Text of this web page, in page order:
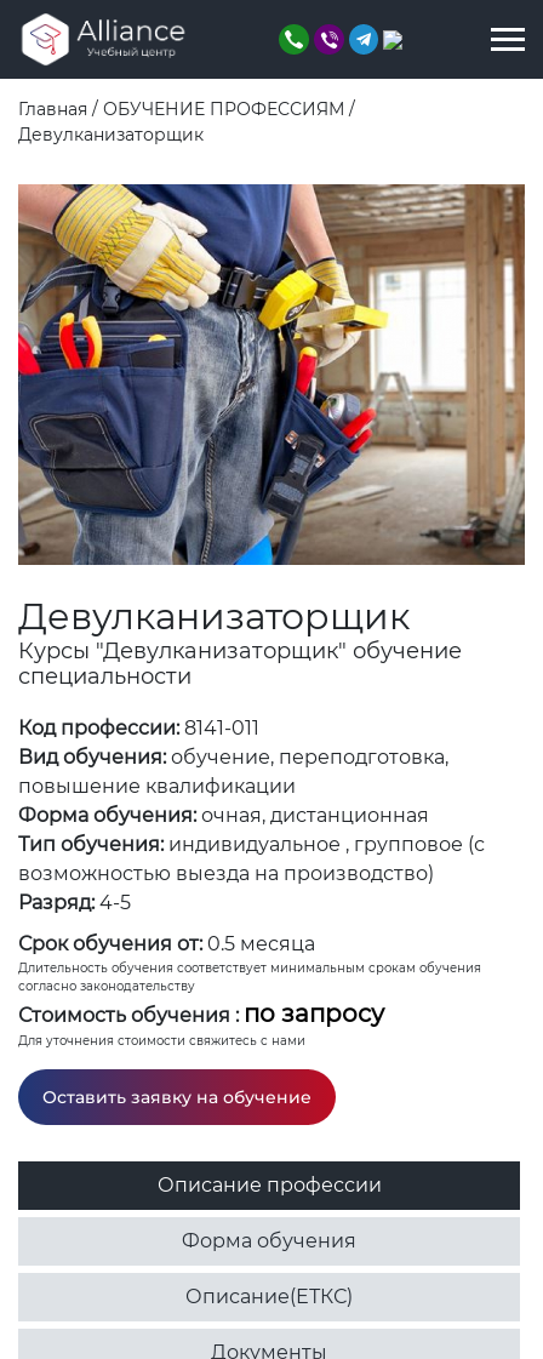
Главная / ОБУЧЕНИЕ ПРОФЕССИЯМ /
Девулканизаторщик
Девулканизаторщик
Курсы "Девулканизаторщик" обучение
специальности
Код профессии:8141-011
Вид обучения: обучение, переподготовка,
повышение квалификации
Форма обучения: очная, дистанционная
Тип обучения: индивидуальное , групповое (с
возможностью выезда на производство)
Разряд: 4-5
Срок обучения от: 0.5 месяца
Длительность обучения соответствует минимальным срокам обучения
согласно законодательству
Стоимость обучения : по запросу
Для уточнения стоимости свяжитесь с нами
Оставить заявку на обучение
Описание профессии
Форма обучения
Описание(ЕТКС)
Документы